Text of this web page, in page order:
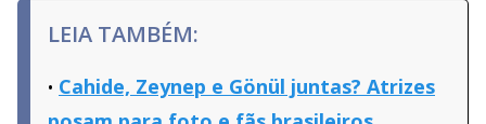
LEIA TAMBÉM:
Cahide, Zeynep e Gönül juntas? Atrizes